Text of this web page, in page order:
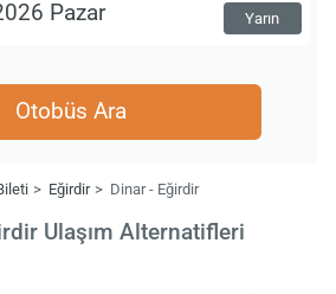
Yarın
Otobüs Ara
Eğirdir Dinar - Eğirdir
Ulaşım Alternatifleri